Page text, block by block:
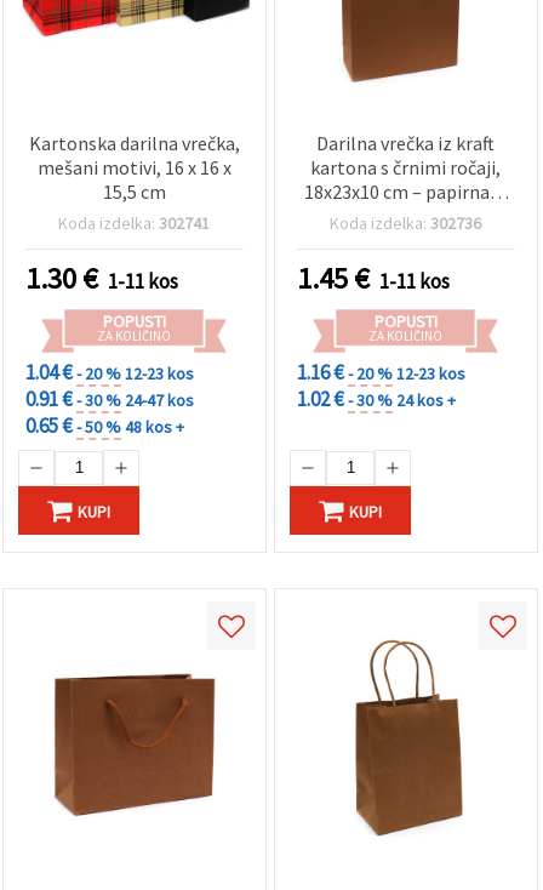
Kartonska darilna vrečka,
mešani motivi, 16 x 16 x
15,5 cm
Koda izdelka:302741
1.30€ 1-11 kos
POPUSTI
ZA KOLIČINO
1.04 €- 20 %12-23 kos
0.91 €- 30 % 24-47 kos
0.65 €- 50 %48 kos +
KUPI
Darilna vrečka iz kraft
kartona s črnimi ročaji,
18x23x10 cm – papirnata
embalaža za ustvarjanje
Koda izdelka:302736
1.45€ 1-11 kos
POPUSTI
ZA KOLIČINO
1.16 €- 20 %12-23 kos
1.02 €- 30 % 24 kos +
KUPI